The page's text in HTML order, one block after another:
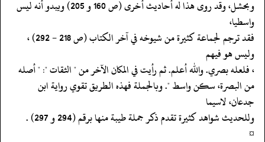
‏‏‏‏وبحشل، وقد روى هذا له أحاديث أخرى (ص 160 و 205) ويبدو أنه ليس
واسطيا،
‏‏‏‏فقد ترجم لجماعة كثيرة من شيوخه في آخر الكتاب (ص 218 - 292) ،
وليس هو فيهم
‏‏‏‏، فلعله بصري. والله أعلم. ثم رأيت في المكان الآخر من " الثقات ": " أصله
‏‏‏‏من البصرة، سكن واسط ". وبالجملة فهذه الطريق تقوي رواية ابن
جدعان، لاسيما
‏‏‏‏وللحديث شواهد كثيرة تقدم ذكر جملة طيبة منها برقم (294 و 297) .
‏‏‏‏¤